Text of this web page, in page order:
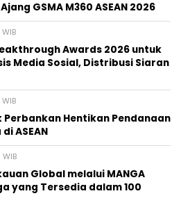
GSMA M360 ASEAN 2026
Awards 2026 untuk
Media Sosial, Distribusi Siaran
Perbankan Hentikan Pendanaan
ASEAN
Global melalui MANGA
yang Tersedia dalam 100